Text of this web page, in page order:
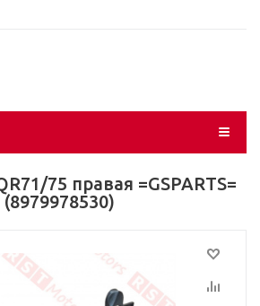
75 правая =GSPARTS=
(8979978530)